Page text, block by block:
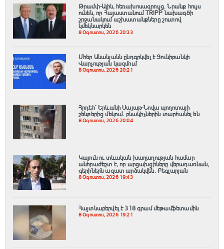
Թրամփ-Ալիև հեռախոսազրույց. Նրանք հույս
ունեն, որ Հայաստանում TRIPP նախագծի
շրջանակում աշխատանքները շուտով
կմեկնարկեն
8 Օգոստոս, 2026 20:33
Մհեր Անանյանն ընդգրկվել է Յունիբանկի
Վարչության կազմում
8 Օգոստոս, 2026 20:21
Հրդեհ՝ Երևանի Սայաթ-Նովա պողոտայի
շենքերից մեկում․ բնակիչներին տարհանել են
8 Օգոստոս, 2026 20:04
Կայուն ու տևական խաղաղության համար
անհրաժեշտ է, որ արցախցիները վերադառնան,
գերիներն ազատ արձակվեն․ Բեգլարյան
8 Օգոստոս, 2026 19:43
Հայտնաբերվել է 318 գրամ մեթամֆետամին
8 Օգոստոս, 2026 19:21